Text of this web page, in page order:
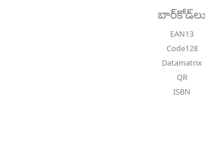
బార్‌కోడ్‌లు
EAN13
Code128
Datamatrix
QR
ISBN